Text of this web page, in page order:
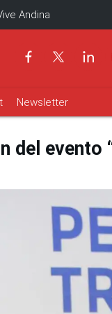
Andina
Newsletter
del evento